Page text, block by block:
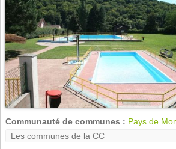
Communauté de communes : Pays de